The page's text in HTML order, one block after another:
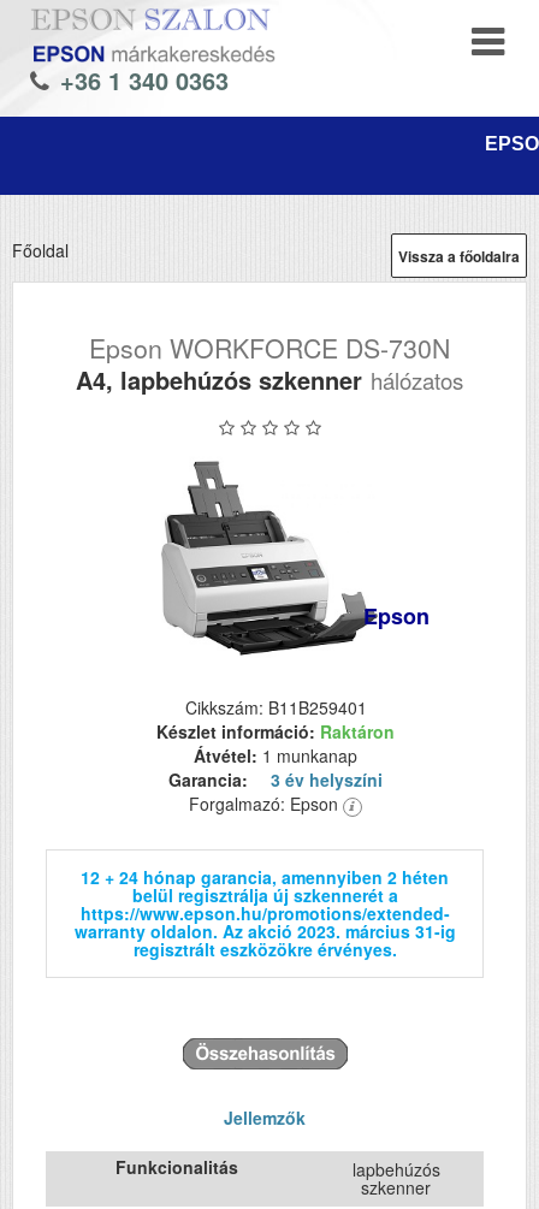
+36 1 340 0363
Vissza a főoldalra
Főoldal
Epson WORKFORCE DS-730N
A4, lapbehúzós szkenner hálózatos
Epson
Cikkszám: B11B259401
Készlet információ: Raktáron
Átvétel: 1 munkanap
Garancia:
3 év helyszíni
Forgalmazó: Epson
12 + 24 hónap garancia, amennyiben 2 héten
belül regisztrálja új szkennerét a
https://www.epson.hu/promotions/extended-
warranty oldalon. Az akció 2023. március 31-ig
regisztrált eszközökre érvényes.
Jellemzők
Funkcionalitás lapbehúzós
szkenner